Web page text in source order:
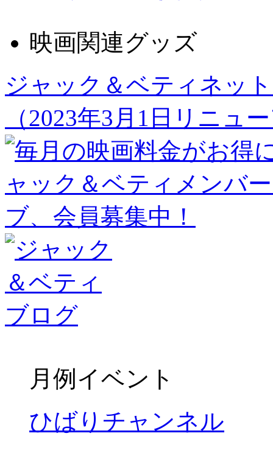
映画関連グッズ
ジャック＆ベティネッ
（2023年3月1日リニュ
月例イベント
ひばりチャンネル